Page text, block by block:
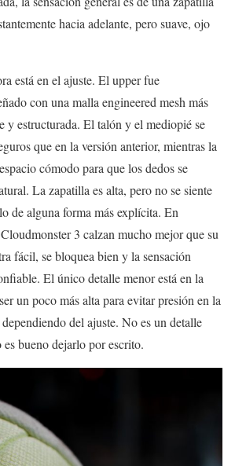
hacia adelante, pero suave, ojo
está en el ajuste. El upper fue
con una malla engineered mesh más
y estructurada. El talón y el mediopié se
que en la versión anterior, mientras la
cómodo para que los dedos se
La zapatilla es alta, pero no se siente
de alguna forma más explícita. En
3 calzan mucho mejor que su
fácil, se bloquea bien y la sensación
El único detalle menor está en la
un poco más alta para evitar presión en la
del ajuste. No es un detalle
bueno dejarlo por escrito.